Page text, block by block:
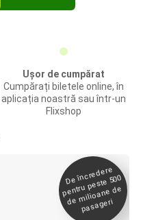
Ușor de cumpărat
Cumpărați biletele online, în
aplicația noastră sau într-un
Flixshop
De încredere
pentru peste 500
de
milioane de
pasageri